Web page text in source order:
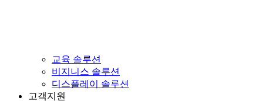
교육 솔루션
비지니스 솔루션
디스플레이 솔루션
고객지원